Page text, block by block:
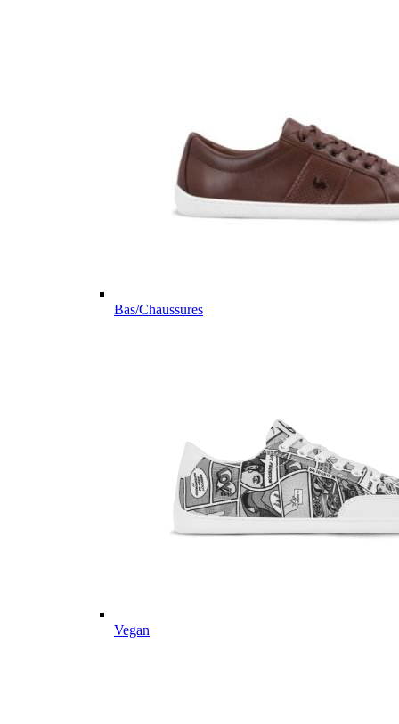
Bas/Chaussures
Vegan